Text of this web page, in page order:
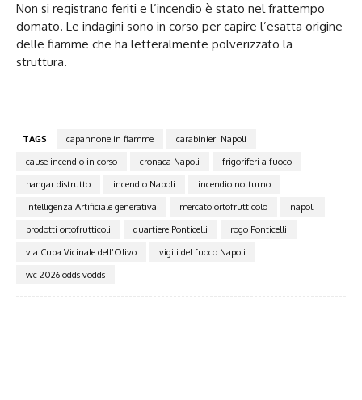
Non si registrano feriti e l’incendio è stato nel frattempo
domato. Le indagini sono in corso per capire l’esatta origine
delle fiamme che ha letteralmente polverizzato la
struttura.
TAGS capannone in fiamme
carabinieri Napoli
cause incendio in corso
cronaca Napoli
frigoriferi a fuoco
hangar distrutto
incendio Napoli
incendio notturno
Intelligenza Artificiale generativa
mercato ortofrutticolo
napoli
prodotti ortofrutticoli
quartiere Ponticelli
rogo Ponticelli
via Cupa Vicinale dell’Olivo
vigili del fuoco Napoli
wc 2026 odds vodds